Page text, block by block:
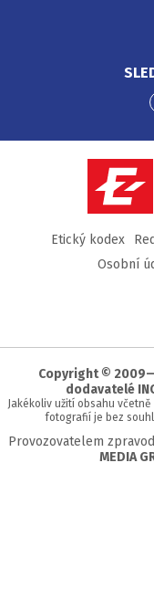
Etický kodex
Osobní
Copyright ©
dodavatelé
Jakékoliv užití obsahu
fotografií je bez
Provozovatelem
MEDIA